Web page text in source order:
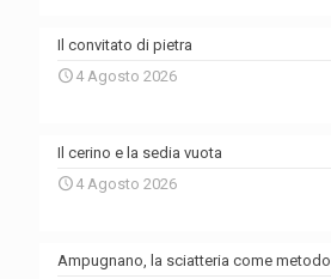
Il convitato di pietra
4 Agosto 2026
Il cerino e la sedia vuota
4 Agosto 2026
Ampugnano, la sciatteria come metodo